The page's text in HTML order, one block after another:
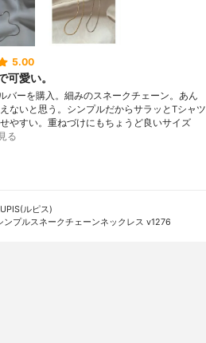
5.00
可愛い。
バーを購入。細みのスネークチェーン。あん
ないと思う。シンプルだからサラッとTシャツ
やすい。重ねづけにもちょうど良いサイズ
る
ルピス)
ンプルスネークチェーンネックレス v1276